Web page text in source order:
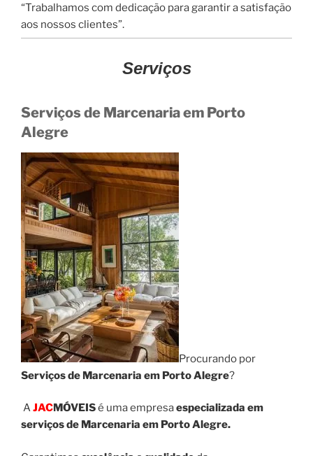
“Trabalhamos com dedicação para garantir a satisfação
aos nossos clientes”.
Serviços
Serviços de Marcenaria em Porto
Alegre
Procurando por
Serviços de Marcenaria em Porto Alegre?
AJACMÓVEISé uma empresaespecializada em
serviços de Marcenaria em Porto Alegre.